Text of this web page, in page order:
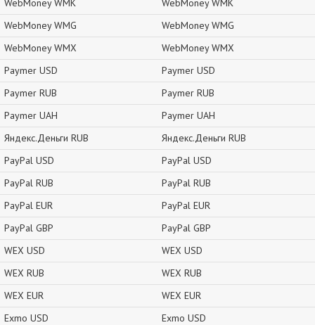
WebMoney WMK
WebMoney WMG
WebMoney WMX
Paymer USD
Paymer RUB
Paymer UAH
Яндекс.Деньги RUB
PayPal USD
PayPal RUB
PayPal EUR
PayPal GBP
WEX USD
WEX RUB
WEX EUR
Exmo USD
WebMoney WMK
WebMoney WMG
WebMoney WMX
Paymer USD
Paymer RUB
Paymer UAH
Яндекс.Деньги RUB
PayPal USD
PayPal RUB
PayPal EUR
PayPal GBP
WEX USD
WEX RUB
WEX EUR
Exmo USD